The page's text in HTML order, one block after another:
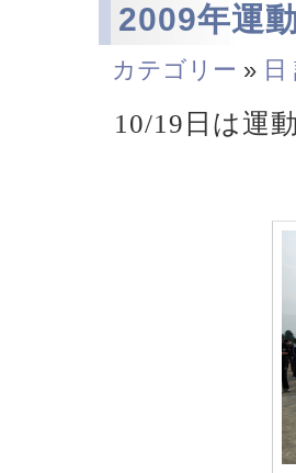
2009年運
カテゴリー » 日
10/19日は運